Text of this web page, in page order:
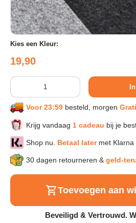
Sport & Herstel
Wonen & Interieur
Kids & Speelgoed
Huisdieren
Huishouden & Schoonmaak
Kies een Kleur:
Reguliere prijs
19,90
Aantal
Voor 23:59 besteld, morgen
Krijg vandaag 1 cadeau bij je
Shop nu. Betaal latermet Klarna
30 dagen retourneren & geld-
Toevoegen aan
Beveiligd & Vertrouwd.